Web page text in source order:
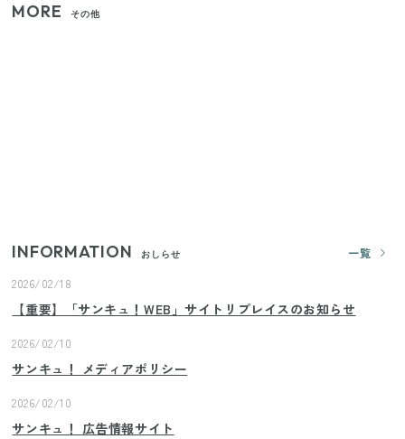
MORE その他
INFORMATION おしらせ
一覧
2026/02/18
【重要】「サンキュ！WEB」サイトリプレイスのお知らせ
2026/02/10
サンキュ！ メディアポリシー
2026/02/10
サンキュ！ 広告情報サイト